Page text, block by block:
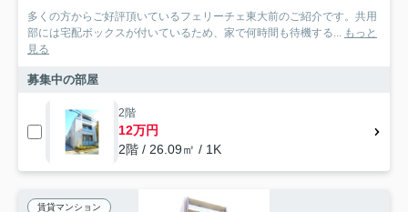
多くの方からご好評頂いているフェリーチェ東大前のご紹介です。共用
部には宅配ボックスが付いているため、家で何時間も待機する... もっと
見る
募集中の部屋
2階
12万円
2階 / 26.09㎡ / 1K
賃貸マンション